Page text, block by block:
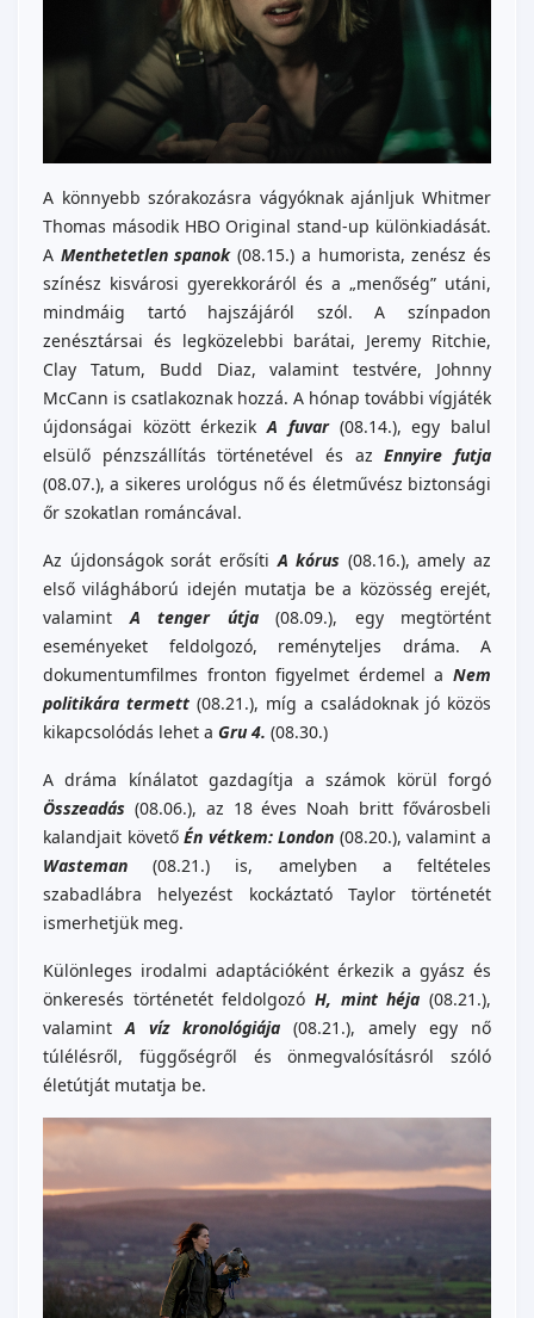
A könnyebb szórakozásra vágyóknak ajánljuk Whitmer
Thomas második HBO Original stand-up különkiadását.
A Menthetetlen spanok(08.15.) a humorista, zenész és
színész kisvárosi gyerekkoráról és a „menőség” utáni,
mindmáig tartó hajszájáról szól. A színpadon
zenésztársai és legközelebbi barátai, Jeremy Ritchie,
Clay Tatum, Budd Diaz, valamint testvére, Johnny
McCann is csatlakoznak hozzá. A hónap további vígjáték
újdonságai között érkezikA fuvar (08.14.), egy balul
elsülő pénzszállítás történetével és azEnnyire futja
(08.07.), a sikeres urológus nő és életművész biztonsági
őr szokatlan románcával.
Az újdonságok sorát erősítiA kórus (08.16.), amely az
első világháború idején mutatja be a közösség erejét,
valamintA tenger útja(08.09.), egy megtörtént
eseményeket feldolgozó, reményteljes dráma. A
dokumentumfilmes fronton figyelmet érdemel a Nem
politikára termett (08.21.), míg a családoknak jó közös
kikapcsolódás lehet a Gru 4. (08.30.)
A dráma kínálatot gazdagítja a számok körül forgó
Összeadás (08.06.), az 18 éves Noah britt fővárosbeli
kalandjait követőÉn vétkem: London (08.20.), valamint a
Wasteman (08.21.) is, amelyben a feltételes
szabadlábra helyezést kockáztató Taylor történetét
ismerhetjük meg.
Különleges irodalmi adaptációként érkezik a gyász és
önkeresés történetét feldolgozó H, mint héja (08.21.),
valamintA víz kronológiája (08.21.), amely egy nő
túlélésről, függőségről és önmegvalósításról szóló
életútját mutatja be.